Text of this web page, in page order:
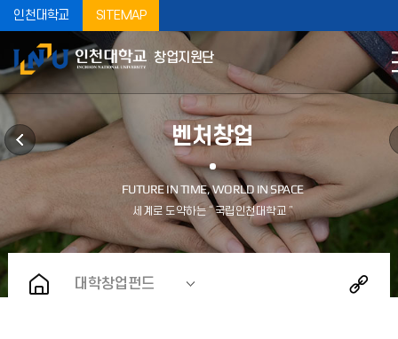
인천대학교 SITEMAP
창업지원단
벤처창업
대학창업펀드